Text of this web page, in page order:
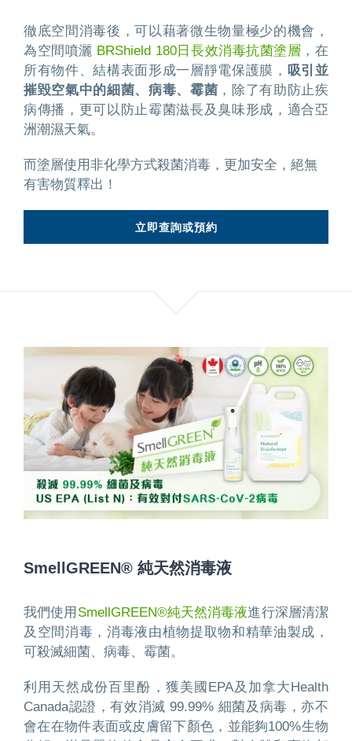
徹底空間消毒後，可以藉著微生物量極少的機會，
為空間噴灑 BRShield 180日長效消毒抗菌塗層 ，在
所有物件、結構表面形成一層靜電保護膜， 吸引並
摧毀空氣中的細菌、病毒、霉菌 ，除了有助防止疾
病傳播，更可以防止霉菌滋長及臭味形成，適合亞
洲潮濕天氣。
而塗層使用非化學方式殺菌消毒，更加安全，絕無
有害物質釋出！
立即查詢或預約
SmellGREEN® 純天然消毒液
我們使用 SmellGREEN®純天然消毒液進行深層清潔
及空間消毒，消毒液由植物提取物和精華油製成，
可殺滅細菌、病毒、霉菌。
利用天然成份百里酚，獲美國EPA及加拿大Health
Canada認證，有效消滅 99.99% 細菌及病毒，亦不
會在在物件表面或皮膚留下顏色，並能夠100%生物